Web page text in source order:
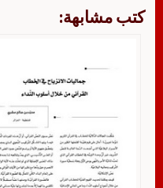
كتب مشابهة: